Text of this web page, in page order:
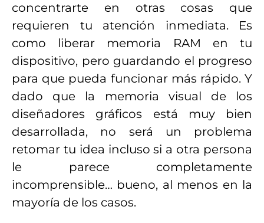
concentrarte en otras cosas que
requieren tu atención inmediata. Es
como liberar memoria RAM en tu
dispositivo, pero guardando el progreso
para que pueda funcionar más rápido. Y
dado que la memoria visual de los
diseñadores gráficos está muy bien
desarrollada, no será un problema
retomar tu idea incluso si a otra persona
le parece completamente
incomprensible… bueno, al menos en la
mayoría de los casos.